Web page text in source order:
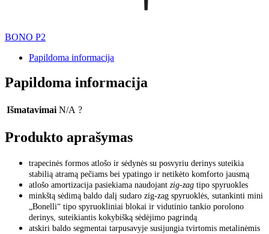
BONO P2
Papildoma informacija
Papildoma informacija
Išmatavimai N/A ?
Produkto aprašymas
trapecinės formos atlošo ir sėdynės su posvyriu derinys suteikia
stabilią atramą pečiams bei ypatingo ir netikėto komforto jausmą
atlošo amortizacija pasiekiama naudojant zig-zag tipo spyruokles
minkštą sėdimą baldo dalį sudaro zig-zag spyruoklės, sutankinti mini
„Bonelli“ tipo spyruokliniai blokai ir vidutinio tankio porolono
derinys, suteikiantis kokybišką sėdėjimo pagrindą
atskiri baldo segmentai tarpusavyje susijungia tvirtomis metalinėmis